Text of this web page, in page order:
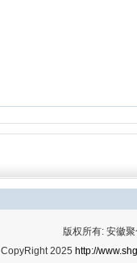
版权所有: 安徽
CopyRight 2025 http://